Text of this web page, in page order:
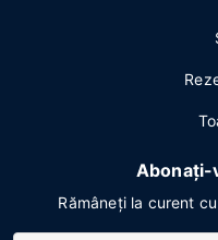
Abonați-
Rămâneți la curent